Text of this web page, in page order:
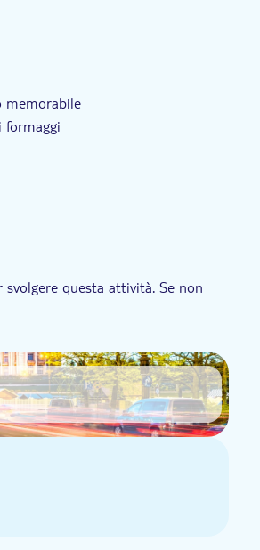
Square, Romana Square
di Bucarest. Lì, verrai
di 3 tipi di vino e
e goditi la calda ospitalità
memorabile
formaggi
questa attività. Se non
rimborso completo